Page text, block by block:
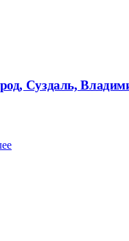
Суздаль,